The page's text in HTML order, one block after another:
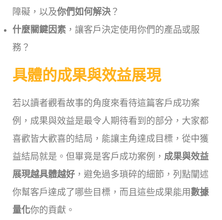
障礙，以及你們如何解決 ？
什麼關鍵因素 ，讓客戶決定使用你們的產品或服
務？
具體的成果與效益展現
若以讀者觀看故事的角度來看待這篇客戶成功案
例，成果與效益是最令人期待看到的部分，大家都
喜歡皆大歡喜的結局，能讓主角達成目標，從中獲
益結局就是。但畢竟是客戶成功案例， 成果與效益
展現越具體越好 ，避免過多瑣碎的細節，列點闡述
你幫客戶達成了哪些目標，而且這些成果能用數據
量化你的貢獻。